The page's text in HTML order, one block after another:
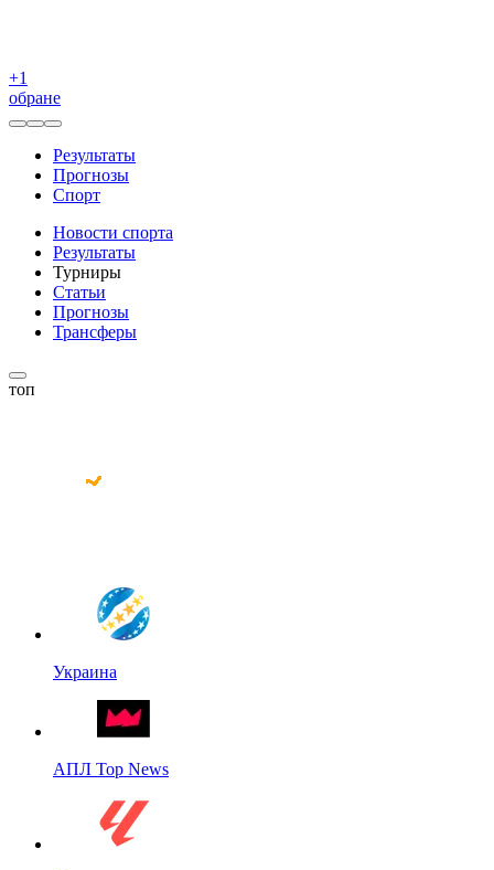
+1
обране
Результаты
Прогнозы
Спорт
Новости спорта
Результаты
Турниры
Статьи
Прогнозы
Трансферы
топ
Украина
АПЛ Top News